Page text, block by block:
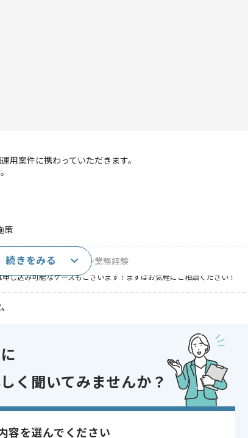
用案件に携わっていただきます。
策
ン及びディレクション業務経験
し込み可能なケースもございます！まずはお気軽にご相談ください！
代活躍中 , 30代活躍中 , 長期プロジェクト , 40代活躍中 , BtoB向
続きをみる
く聞いてみませんか？
容を選んでください